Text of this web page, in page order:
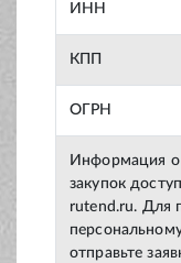
ИНН
КПП
ОГРН
Информация о
закупок
rutend.ru. Для
отправьте